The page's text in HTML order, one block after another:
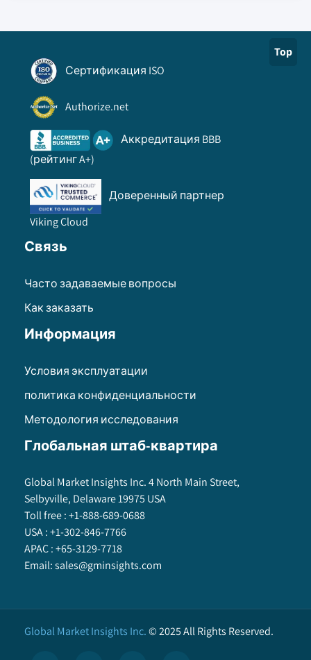
Top
Сертификация ISO
Authorize.net
Аккредитация BBB
(рейтинг A+)
Доверенный партнер
Viking Cloud
Связь
Часто задаваемые вопросы
Как заказать
Информация
Условия эксплуатации
политика конфиденциальности
Методология исследования
Глобальная штаб-квартира
Global Market Insights Inc. 4 North Main Street,
Selbyville, Delaware 19975 USA
Toll free :+1-888-689-0688
USA :+1-302-846-7766
APAC :+65-3129-7718
Email:sales@gminsights.com
Global Market Insights Inc.©2025All Rights Reserved.